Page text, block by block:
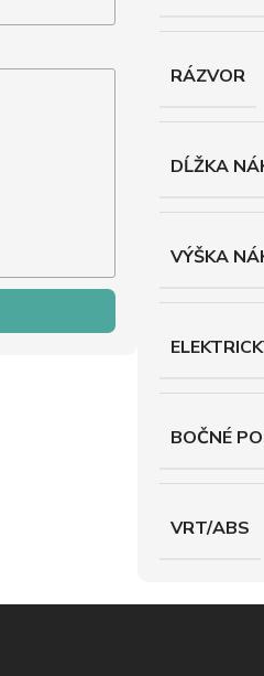
RÁZVOR
DĹŽKA
VÝŠKA
BOČNÉ
VRT/ABS